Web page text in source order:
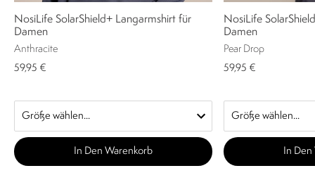
NosiLife SolarShield+ Langarmshirt für
Damen
Anthracite
59,95 €
In Den Warenkorb
NosiLife
Damen
Pear Drop
59,95 €
In